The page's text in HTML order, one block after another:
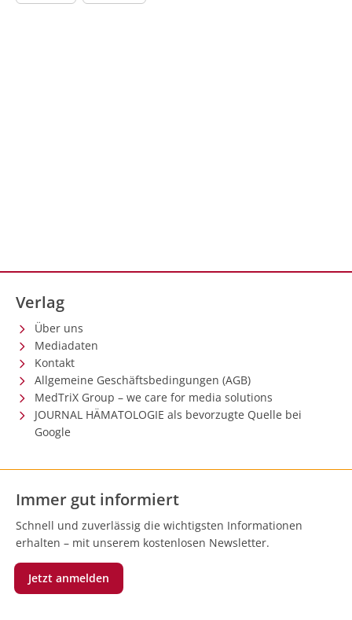
Verlag
Über uns
Mediadaten
Kontakt
Allgemeine Geschäftsbedingungen (AGB)
MedTriX Group – we care for media solutions
JOURNAL HÄMATOLOGIE als bevorzugte Quelle bei
Google
Immer gut informiert
Schnell und zuverlässig die wichtigsten Informationen
erhalten – mit unserem kostenlosen Newsletter.
Jetzt anmelden